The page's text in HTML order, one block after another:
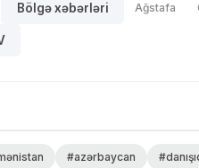
Bölgə xəbərləri Ağstafa
#azərbaycan